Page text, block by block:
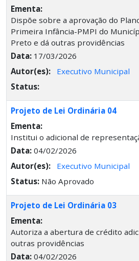
Ementa:
Dispõe sobre a aprovação do
Primeira Infância-PMPI do
Preto e dá outras providências
Data: 17/03/2026
Autor(es):
Executivo Municipal
Status:
Projeto de Lei Ordinária 04
Ementa:
Institui o adicional de
Data: 04/02/2026
Autor(es):
Executivo Municipal
Status: Não Aprovado
Projeto de Lei Ordinária 03
Ementa:
Autoriza a abertura de crédito
outras providências
Data: 04/02/2026